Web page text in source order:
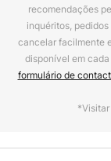
recomendações
inquéritos,
cancelar facilmente
disponível em
formulário de
*Visitar